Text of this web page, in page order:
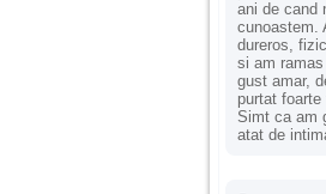
ani de cand
cunoastem.
dureros,
si am
gust amar,
purtat foarte
Simt ca am
atat de